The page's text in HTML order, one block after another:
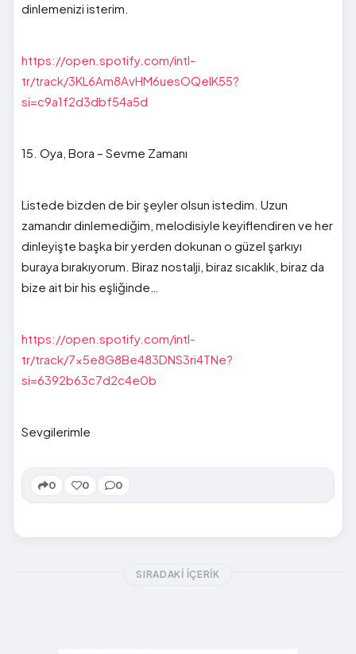
dinlemenizi isterim.
https://open.spotify.com/intl-
tr/track/3KL6Am8AvHM6uesOQelK55?
si=c9a1f2d3dbf54a5d
15. Oya, Bora – Sevme Zamanı
Listede bizden de bir şeyler olsun istedim. Uzun
zamandır dinlemediğim, melodisiyle keyiflendiren ve her
dinleyişte başka bir yerden dokunan o güzel şarkıyı
buraya bırakıyorum. Biraz nostalji, biraz sıcaklık, biraz da
bize ait bir his eşliğinde…
https://open.spotify.com/intl-
tr/track/7x5e8G8Be483DNS3ri4TNe?
si=6392b63c7d2c4e0b
Sevgilerimle
0 0 0
SIRADAKI İÇERIK